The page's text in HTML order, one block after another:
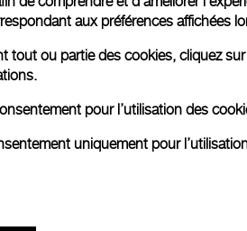
Toutes les images sont des
aux produits réels.
aux préférences affichées
ou partie des cookies, cliquez
pour l’utilisation des
uniquement pour